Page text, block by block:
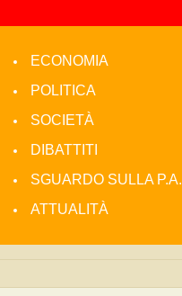
ECONOMIA
POLITICA
SOCIETÀ
DIBATTITI
SGUARDO SULLA P.A.
ATTUALITÀ